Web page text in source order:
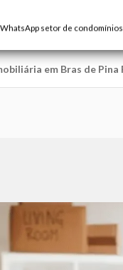
WhatsApp setor de condomínios
em Bras de Pina